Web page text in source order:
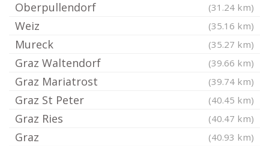
Oberpullendorf (31.24 km)
Weiz (35.16 km)
Mureck (35.27 km)
Graz Waltendorf (39.66 km)
Graz Mariatrost (39.74 km)
Graz St Peter (40.45 km)
Graz Ries (40.47 km)
Graz (40.93 km)